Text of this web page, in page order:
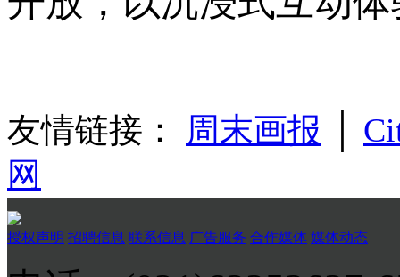
友情链接： 周末画报
网
授权声明 招聘信息 联系信息 广告服务 合作媒体 媒体动态